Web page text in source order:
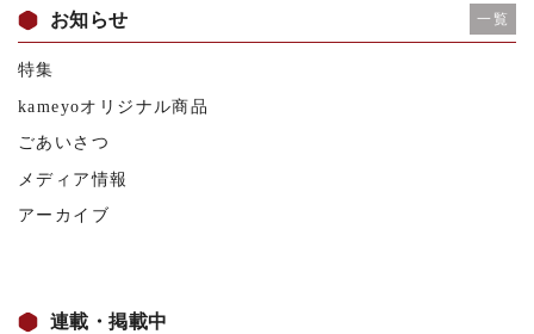
お知らせ 一覧
特集
kameyoオリジナル商品
ごあいさつ
メディア情報
アーカイブ
連載・掲載中